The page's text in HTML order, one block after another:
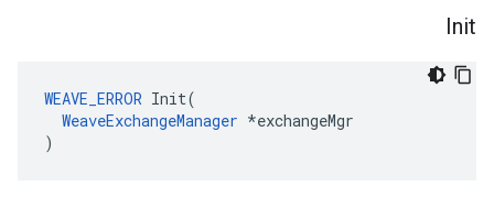
Init
WEAVE_ERROR Init(
WeaveExchangeManager *exchangeMgr
)